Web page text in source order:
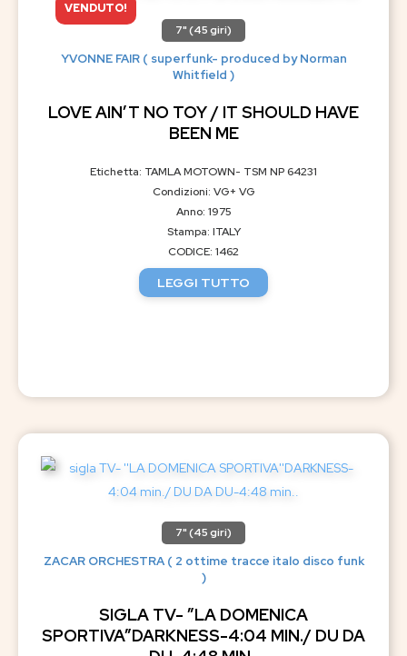
VENDUTO!
7" (45 giri)
YVONNE FAIR ( superfunk- produced by Norman
Whitfield )
LOVE AIN’T NO TOY / IT SHOULD HAVE
BEEN ME
Etichetta: TAMLA MOTOWN- TSM NP 64231
Condizioni: VG+ VG
Anno: 1975
Stampa: ITALY
CODICE: 1462
LEGGI TUTTO
7" (45 giri)
ZACAR ORCHESTRA ( 2 ottime tracce italo disco funk
)
SIGLA TV- ”LA DOMENICA
SPORTIVA”DARKNESS-4:04 MIN./ DU DA